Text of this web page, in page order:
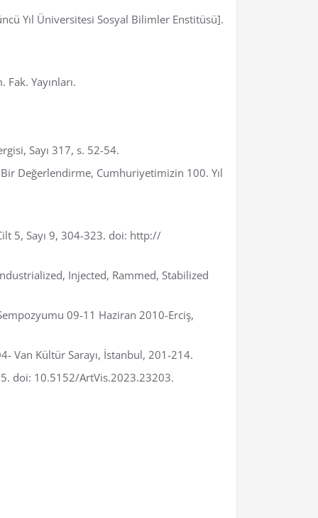
Yıl Üniversitesi Sosyal Bilimler Enstitüsü].
Yayınları.
Sayı 317, s. 52-54.
Değerlendirme, Cumhuriyetimizin 100. Yıl
5, Sayı 9, 304-323. doi: http://
Injected, Rammed, Stabilized
09-11 Haziran 2010-Erciş,
Van Kültür Sarayı, İstanbul, 201-214.
doi: 10.5152/ArtVis.2023.23203.